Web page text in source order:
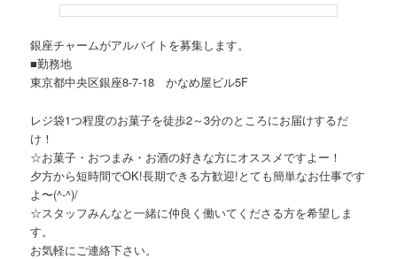
銀座チャームがアルバイトを募集します。
■勤務地
東京都中央区銀座8-7-18 かなめ屋ビル5F
レジ袋1つ程度のお菓子を徒歩2～3分のところにお届けするだ
け！
☆お菓子・おつまみ・お酒の好きな方にオススメですよー！
夕方から短時間でOK!長期できる方歓迎!とても簡単なお仕事です
よ〜(^-^)/
☆スタッフみんなと一緒に仲良く働いてくださる方を希望しま
す。
お気軽にご連絡下さい。